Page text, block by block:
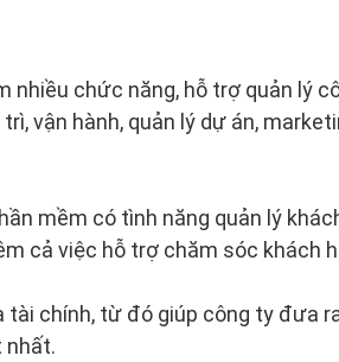
nhiều chức năng, hỗ trợ quản lý
vận hành, quản lý dự án,
mềm có tình năng quản lý
cả việc hỗ trợ chăm sóc khách
tài chính, từ đó giúp công ty đưa
nhất.